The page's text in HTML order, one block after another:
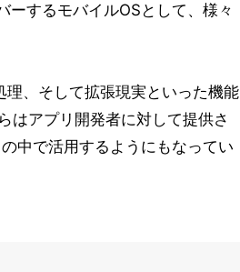
するモバイルOSとして、様々
、そして拡張現実といった機能
はアプリ開発者に対して提供さ
中で活用するようにもなってい